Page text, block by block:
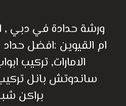
ورشة حدادة في دبي ,
ام القيوين :افضل
الامارات, تركيب
ساندوتش بانل
براكن